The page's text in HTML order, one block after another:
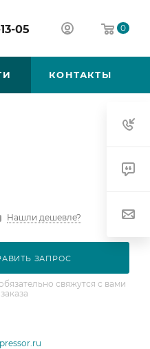
05 0
КОНТАКТЫ
Нашли дешевле?
ЗАПРОС
свяжутся с вами